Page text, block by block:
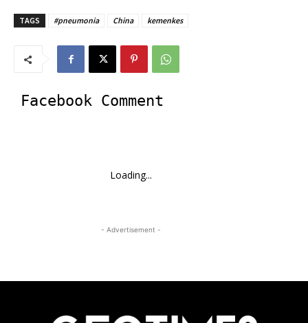
TAGS #pneumonia China kemenkes
Facebook Comment
Loading...
- Advertisement -